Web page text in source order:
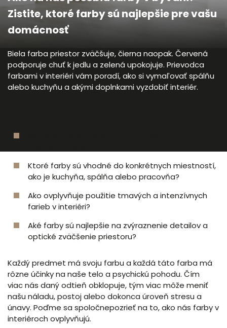
Zistite, ktoré farby sú najlepšie pre vašu
domácnosť
Biela farba priestor zväčšuje, čierna naopak. Červená
podporuje chuť k jedlu a zelená upokojuje. Prievodca
farbami v interiéri vám poradí, ako si vymaľovať spálňu
alebo kuchyňu a akými doplnkami vyzdobiť interiér.
Ktoré farby sú vhodné do konkrétnych miestností,
ako je kuchyňa, spálňa alebo pracovňa?
Ako ovplyvňuje použitie tmavých a intenzívnych
farieb v interiéri?
Aké farby sú najlepšie na zvýraznenie detailov a
optické zväčšenie priestoru?
Každý predmet má svoju farbu a každá táto farba má
rôzne účinky na naše telo a psychickú pohodu. Čím
viac nás daný odtieň obklopuje, tým viac môže meniť
našu náladu, postoj alebo dokonca úroveň stresu a
únavy. Poďme sa spoločnepozrieť na to, ako nás farby v
interiéroch ovplyvňujú.